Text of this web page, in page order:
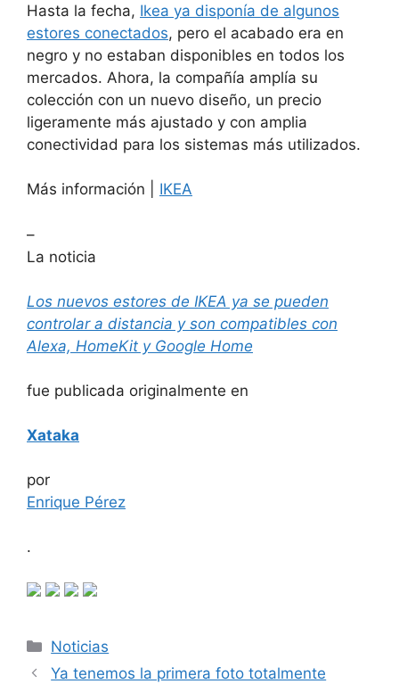
Hasta la fecha, Ikea ya disponía de algunos
estores conectados, pero el acabado era en
negro y no estaban disponibles en todos los
mercados. Ahora, la compañía amplía su
colección con un nuevo diseño, un precio
ligeramente más ajustado y con amplia
conectividad para los sistemas más utilizados.
Más información | IKEA
–
La noticia
Los nuevos estores de IKEA ya se pueden
controlar a distancia y son compatibles con
Alexa, HomeKit y Google Home
fue publicada originalmente en
Xataka
por
Enrique Pérez
.
Categorías
Noticias
Ya tenemos la primera foto totalmente